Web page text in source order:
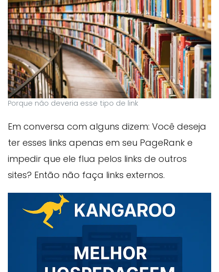
Porque não deveria esse tipo de link
Em conversa com alguns dizem: Você deseja
ter esses links apenas em seu PageRank e
impedir que ele flua pelos links de outros
sites? Então não faça links externos.